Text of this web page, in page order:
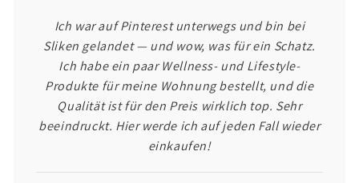
Ich war auf Pinterest unterwegs und bin bei
Sliken gelandet — und wow, was für ein Schatz.
Ich habe ein paar Wellness- und Lifestyle-
Produkte für meine Wohnung bestellt, und die
Qualität ist für den Preis wirklich top. Sehr
beeindruckt. Hier werde ich auf jeden Fall wieder
einkaufen!